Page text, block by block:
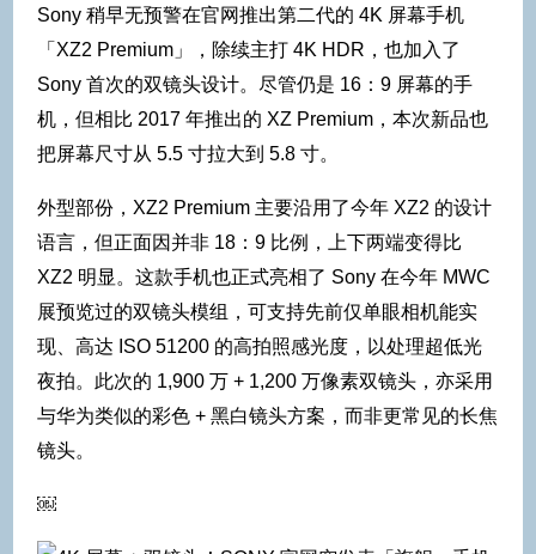
Sony 稍早无预警在官网推出第二代的 4K 屏幕手机
「XZ2 Premium」，除续主打 4K HDR，也加入了
Sony 首次的双镜头设计。尽管仍是 16：9 屏幕的手
机，但相比 2017 年推出的 XZ Premium，本次新品也
把屏幕尺寸从 5.5 寸拉大到 5.8 寸。
外型部份，XZ2 Premium 主要沿用了今年 XZ2 的设计
语言，但正面因并非 18：9 比例，上下两端变得比
XZ2 明显。这款手机也正式亮相了 Sony 在今年 MWC
展预览过的双镜头模组，可支持先前仅单眼相机能实
现、高达 ISO 51200 的高拍照感光度，以处理超低光
夜拍。此次的 1,900 万 + 1,200 万像素双镜头，亦采用
与华为类似的彩色 + 黑白镜头方案，而非更常见的长焦
镜头。
￼